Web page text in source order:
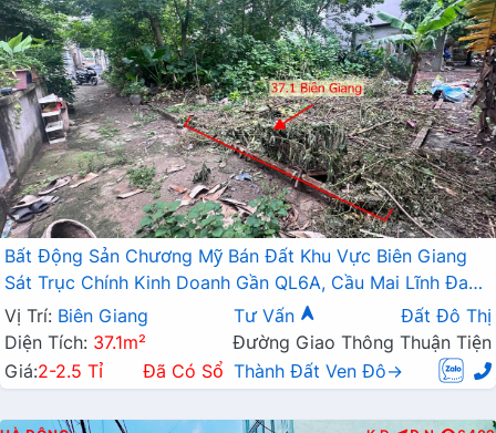
Bất Động Sản Chương Mỹ Bán Đất Khu Vực Biên Giang
Sát Trục Chính Kinh Doanh Gần QL6A, Cầu Mai Lĩnh Đang
Mở Rộng
Vị Trí: Biên Giang Tư Vấn
Đất Đô Thị
Diện Tích: 37.1m²
Đường Giao Thông Thuận Tiện
Giá:2-2.5 Tỉ Đã Có Sổ Thành Đất Ven Đô→